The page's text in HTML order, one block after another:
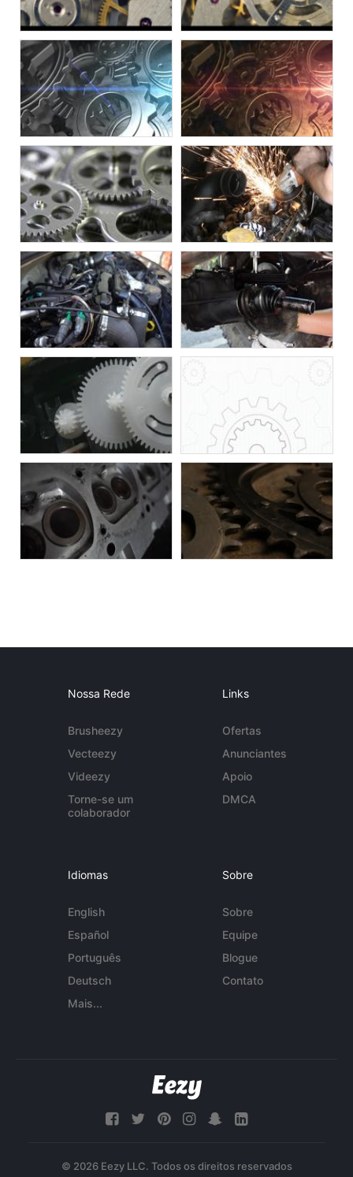
Nossa Rede
Brusheezy
Vecteezy
Videezy
Torne-se um
colaborador
Links
Ofertas
Anunciantes
Apoio
DMCA
Idiomas
English
Español
Português
Deutsch
Mais...
Sobre
Sobre
Equipe
Blogue
Contato
© 2026 Eezy LLC. Todos os direitos reservados